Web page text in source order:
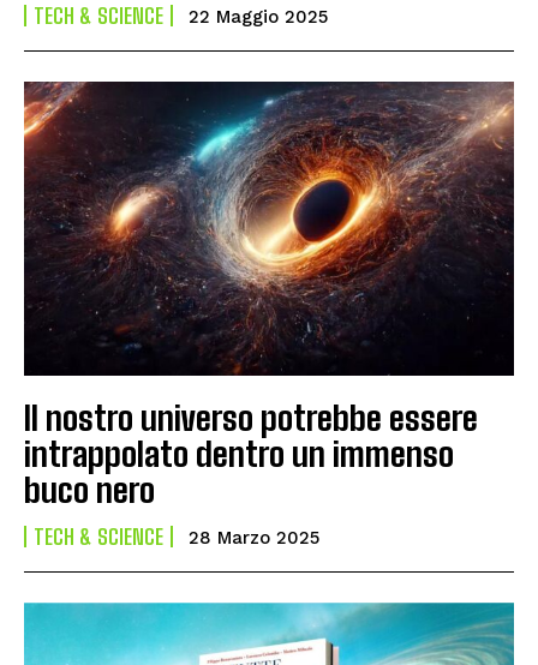
TECH & SCIENCE 22 Maggio 2025
Il nostro universo potrebbe essere
intrappolato dentro un immenso
buco nero
TECH & SCIENCE 28 Marzo 2025